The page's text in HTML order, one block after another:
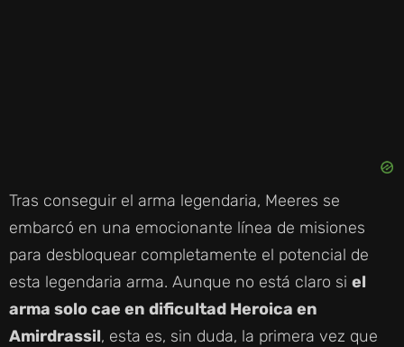
Tras conseguir el arma legendaria, Meeres se
embarcó en una emocionante línea de misiones
para desbloquear completamente el potencial de
esta legendaria arma. Aunque no está claro si el
arma solo cae en dificultad Heroica en
Amirdrassil, esta es, sin duda, la primera vez que